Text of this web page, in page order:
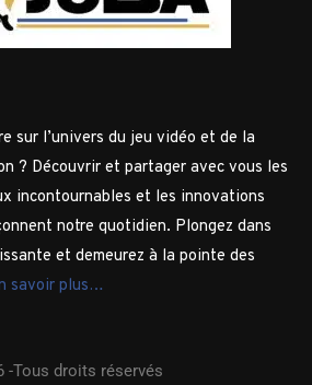
sur l’univers du jeu vidéo et de la
? Découvrir et partager avec vous les
incontournables et les innovations
notre quotidien. Plongez dans
et demeurez à la pointe des
savoir plus…
-Tous droits réservés